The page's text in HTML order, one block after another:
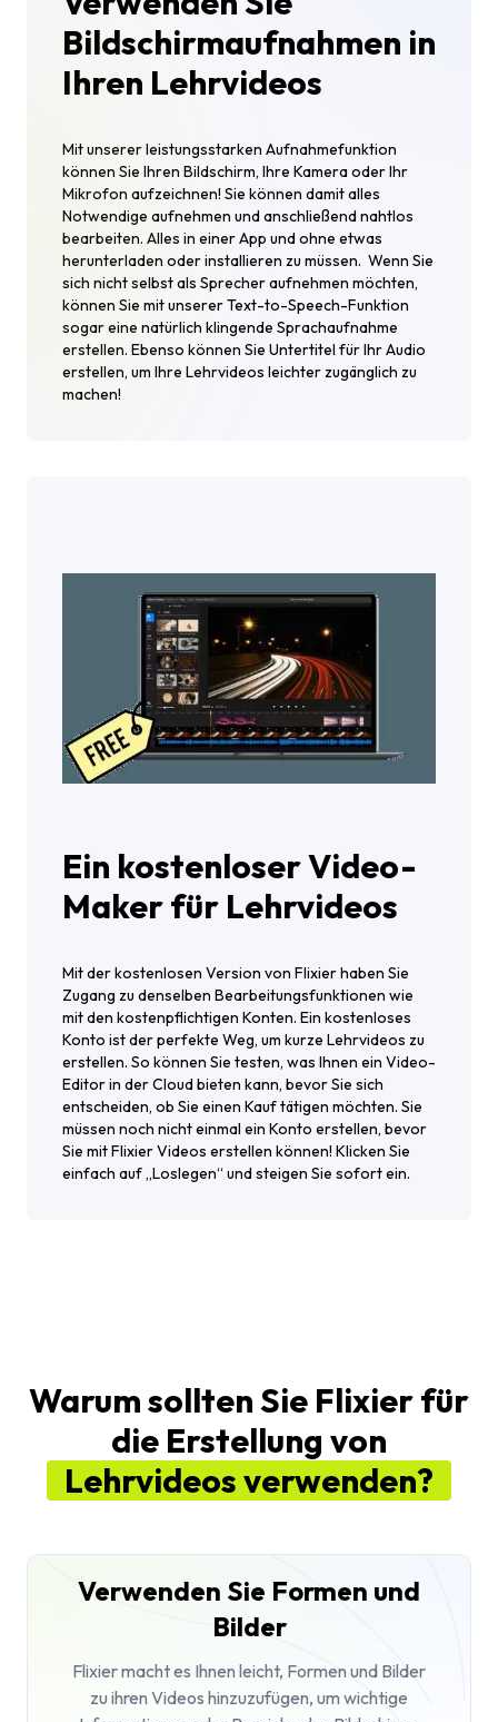
Bildschirmaufnahmen in
Ihren Lehrvideos
Mit unserer leistungsstarken Aufnahmefunktion
können Sie Ihren Bildschirm, Ihre Kamera oder Ihr
Mikrofon aufzeichnen! Sie können damit alles
Notwendige aufnehmen und anschließend nahtlos
bearbeiten. Alles in einer App und ohne etwas
herunterladen oder installieren zu müssen. Wenn Sie
sich nicht selbst als Sprecher aufnehmen möchten,
können Sie mit unserer Text-to-Speech-Funktion
sogar eine natürlich klingende Sprachaufnahme
erstellen. Ebenso können Sie Untertitel für Ihr Audio
erstellen, um Ihre Lehrvideos leichter zugänglich zu
machen!
Ein kostenloser Video-
Maker für Lehrvideos
Mit der kostenlosen Version von Flixier haben Sie
Zugang zu denselben Bearbeitungsfunktionen wie
mit den kostenpflichtigen Konten. Ein kostenloses
Konto ist der perfekte Weg, um kurze Lehrvideos zu
erstellen. So können Sie testen, was Ihnen ein Video-
Editor in der Cloud bieten kann, bevor Sie sich
entscheiden, ob Sie einen Kauf tätigen möchten. Sie
müssen noch nicht einmal ein Konto erstellen, bevor
Sie mit Flixier Videos erstellen können! Klicken Sie
einfach auf „Loslegen“ und steigen Sie sofort ein.
Warum sollten Sie Flixier für
die Erstellung von
Lehrvideos verwenden?
Verwenden Sie Formen und
Bilder
Flixier macht es Ihnen leicht, Formen und Bilder
zu ihren Videos hinzuzufügen, um wichtige